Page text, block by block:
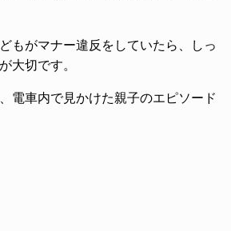
もがマナー違反をしていたら、しっ
大切です。
電車内で見かけた親子のエピソード